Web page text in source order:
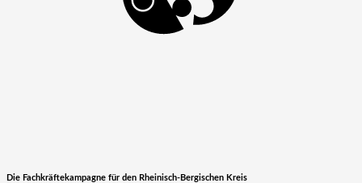
Die Fachkräftekampagne für den Rheinisch-Bergischen Kreis